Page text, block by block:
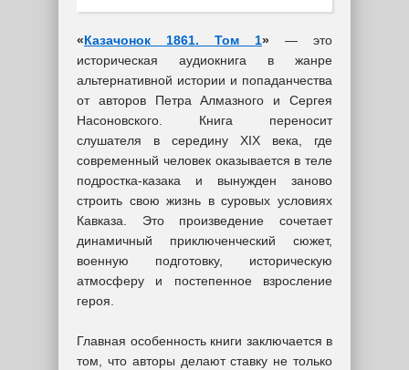
«Казачонок 1861. Том 1» — это
историческая аудиокнига в жанре
альтернативной истории и попаданчества
от авторов Петра Алмазного и Сергея
Насоновского. Книга переносит
слушателя в середину XIX века, где
современный человек оказывается в теле
подростка-казака и вынужден заново
строить свою жизнь в суровых условиях
Кавказа. Это произведение сочетает
динамичный приключенческий сюжет,
военную подготовку, историческую
атмосферу и постепенное взросление
героя.
Главная особенность книги заключается в
том, что авторы делают ставку не только